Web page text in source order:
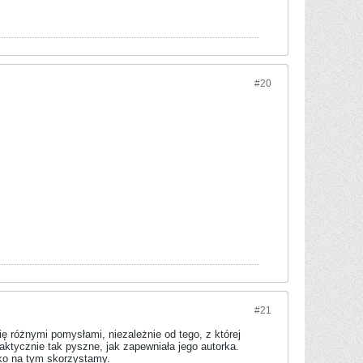
#20
#21
różnymi pomysłami, niezależnie od tego, z której
tak pyszne, jak zapewniała jego autorka.
na tym skorzystamy.